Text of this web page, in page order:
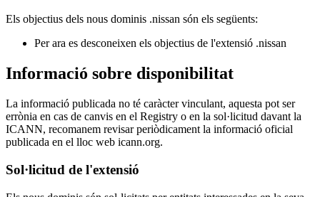
Els objectius dels nous dominis .nissan són els següents:
Per ara es desconeixen els objectius de l'extensió .nissan
Informació sobre disponibilitat
La informació publicada no té caràcter vinculant, aquesta pot ser
errònia en cas de canvis en el Registry o en la sol·licitud davant la
ICANN, recomanem revisar periòdicament la informació oficial
publicada en el lloc web icann.org.
Sol·licitud de l'extensió